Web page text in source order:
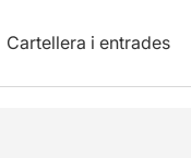
Cartellera i entrades